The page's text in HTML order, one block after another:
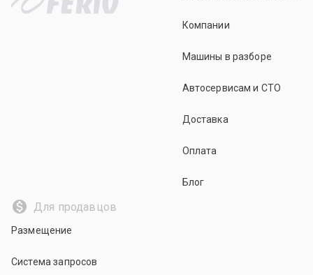
Компании
Машины в разборе
Автосервисам и СТО
Доставка
Оплата
Блог
Для продавцов
Размещение
Система запросов